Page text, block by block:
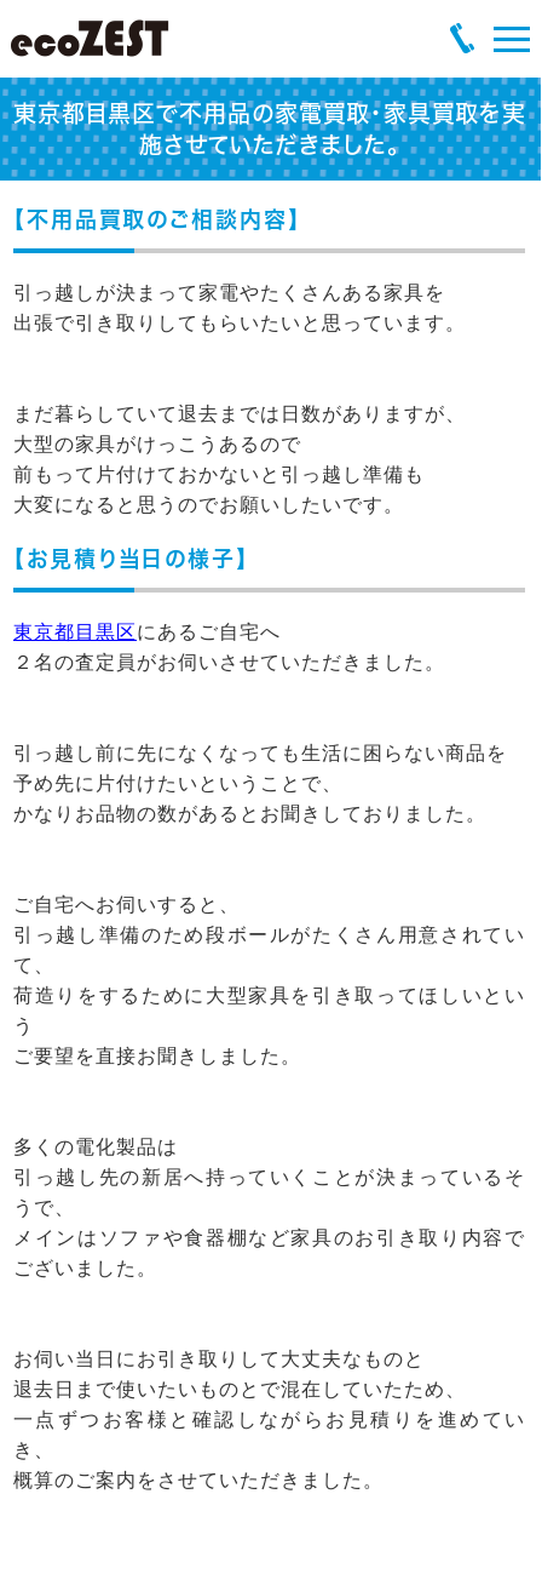
東京都目黒区で不用品の家電買取・家具買取を実
施させていただきました。
【不用品買取のご相談内容】
引っ越しが決まって家電やたくさんある家具を
出張で引き取りしてもらいたいと思っています。
まだ暮らしていて退去までは日数がありますが、
大型の家具がけっこうあるので
前もって片付けておかないと引っ越し準備も
大変になると思うのでお願いしたいです。
【お見積り当日の様子】
東京都目黒区にあるご自宅へ
２名の査定員がお伺いさせていただきました。
引っ越し前に先になくなっても生活に困らない商品を
予め先に片付けたいということで、
かなりお品物の数があるとお聞きしておりました。
ご自宅へお伺いすると、
引っ越し準備のため段ボールがたくさん用意されてい
て、
荷造りをするために大型家具を引き取ってほしいとい
う
ご要望を直接お聞きしました。
多くの電化製品は
引っ越し先の新居へ持っていくことが決まっているそ
うで、
メインはソファや食器棚など家具のお引き取り内容で
ございました。
お伺い当日にお引き取りして大丈夫なものと
退去日まで使いたいものとで混在していたため、
一点ずつお客様と確認しながらお見積りを進めてい
き、
概算のご案内をさせていただきました。